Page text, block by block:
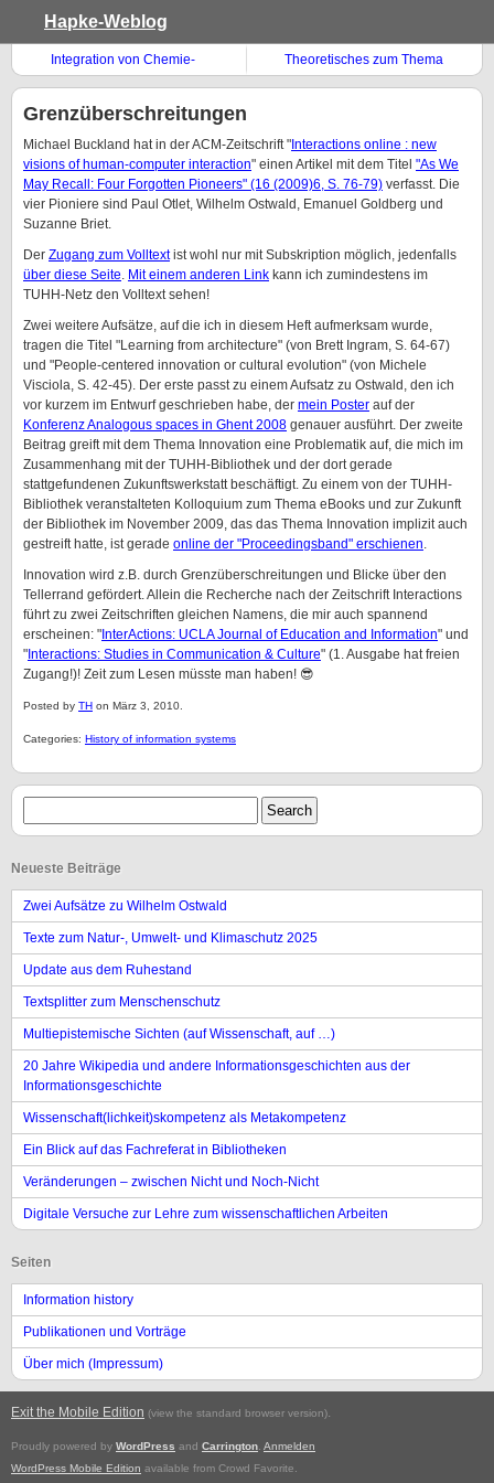
Hapke-Weblog
Integration von Chemie-
Bibliothekaren in die Lehre
Theoretisches zum Thema
Information aus deutschen
Grenzüberschreitungen
Michael Buckland hat in der ACM-Zeitschrift " Interactions online : new
visions of human-computer interaction" einen Artikel mit dem Titel "As We
May Recall: Four Forgotten Pioneers" (16 (2009)6, S. 76-79) verfasst. Die
vier Pioniere sind Paul Otlet, Wilhelm Ostwald, Emanuel Goldberg und
Suzanne Briet.
Der Zugang zum Volltextist wohl nur mit Subskription möglich, jedenfalls
über diese Seite. Mit einem anderen Link kann ich zumindestens im
TUHH-Netz den Volltext sehen!
Zwei weitere Aufsätze, auf die ich in diesem Heft aufmerksam wurde,
tragen die Titel "Learning from architecture" (von Brett Ingram, S. 64-67)
und "People-centered innovation or cultural evolution" (von Michele
Visciola, S. 42-45). Der erste passt zu einem Aufsatz zu Ostwald, den ich
vor kurzem im Entwurf geschrieben habe, der mein Poster auf der
Konferenz Analogous spaces in Ghent 2008 genauer ausführt. Der zweite
Beitrag greift mit dem Thema Innovation eine Problematik auf, die mich im
Zusammenhang mit der TUHH-Bibliothek und der dort gerade
stattgefundenen Zukunftswerkstatt beschäftigt. Zu einem von der TUHH-
Bibliothek veranstalteten Kolloquium zum Thema eBooks und zur Zukunft
der Bibliothek im November 2009, das das Thema Innovation implizit auch
gestreift hatte, ist gerade online der "Proceedingsband" erschienen.
Innovation wird z.B. durch Grenzüberschreitungen und Blicke über den
Tellerrand gefördert. Allein die Recherche nach der Zeitschrift Interactions
führt zu zwei Zeitschriften gleichen Namens, die mir auch spannend
erscheinen: " InterActions: UCLA Journal of Education and Information" und
" Interactions: Studies in Communication & Culture" (1. Ausgabe hat freien
Zugang!)! Zeit zum Lesen müsste man haben! 😎
Posted by TH on März 3, 2010.
Categories: History of information systems
Neueste Beiträge
Zwei Aufsätze zu Wilhelm Ostwald
Texte zum Natur-, Umwelt- und Klimaschutz 2025
Update aus dem Ruhestand
Textsplitter zum Menschenschutz
Multiepistemische Sichten (auf Wissenschaft, auf …)
20 Jahre Wikipedia und andere Informationsgeschichten aus der
Informationsgeschichte
Wissenschaft(lichkeit)skompetenz als Metakompetenz
Ein Blick auf das Fachreferat in Bibliotheken
Veränderungen – zwischen Nicht und Noch-Nicht
Digitale Versuche zur Lehre zum wissenschaftlichen Arbeiten
Seiten
Information history
Publikationen und Vorträge
Über mich (Impressum)
Exit the Mobile Edition (view the standard browser version).
Proudly powered by WordPress and Carrington Anmelden
WordPress Mobile Edition available from Crowd Favorite.